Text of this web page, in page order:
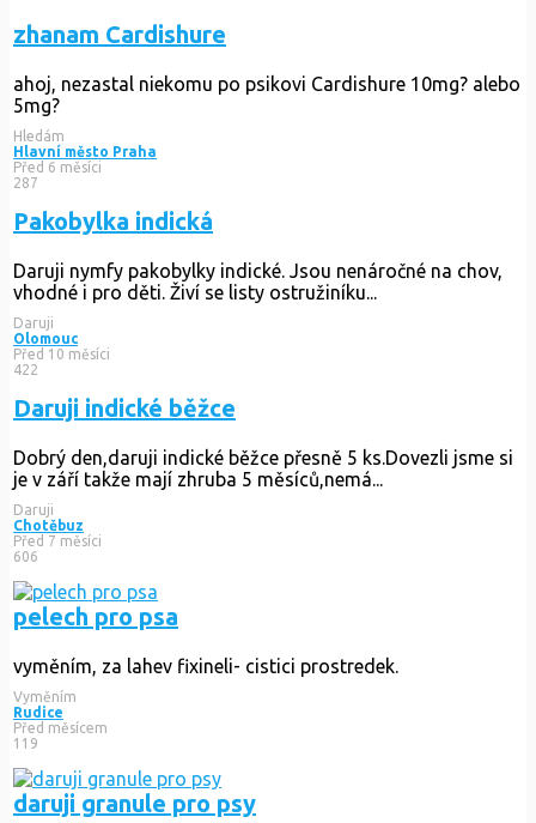
zhanam Cardishure
ahoj, nezastal niekomu po psikovi Cardishure 10mg? alebo
5mg?
Hledám
Hlavní město Praha
Před 6 měsíci
287
Pakobylka indická
Daruji nymfy pakobylky indické. Jsou nenáročné na chov,
vhodné i pro děti. Živí se listy ostružiníku...
Daruji
Olomouc
Před 10 měsíci
422
Daruji indické běžce
Dobrý den,daruji indické běžce přesně 5 ks.Dovezli jsme si
je v září takže mají zhruba 5 měsíců,nemá...
Daruji
Chotěbuz
Před 7 měsíci
606
pelech pro psa
vyměním, za lahev fixineli- cistici prostredek.
Vyměním
Rudice
Před měsícem
119
daruji granule pro psy